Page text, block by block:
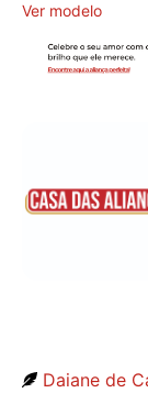
Ver modelo
Daiane de